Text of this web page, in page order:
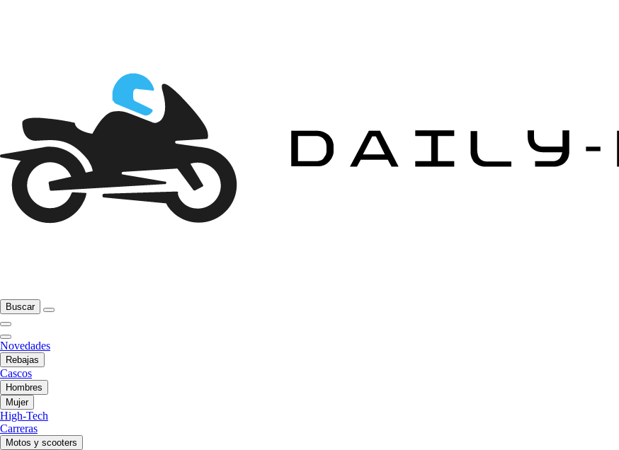
Buscar
Novedades
Rebajas
Cascos
Hombres
Mujer
High-Tech
Carreras
Motos y scooters